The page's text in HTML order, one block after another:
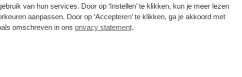
van hun services. Door op ‘Instellen’ te klikken, kun je meer lezen
aanpassen. Door op ‘Accepteren’ te klikken, ga je akkoord met
omschreven in ons privacy statement.